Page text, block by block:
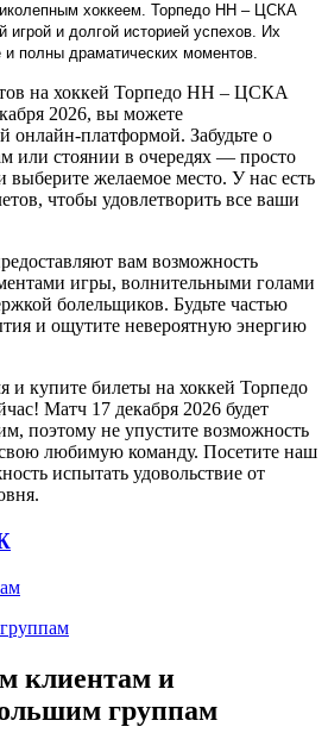
хоккеем. Торпедо НН – ЦСКА
игрой и долгой историей успехов. Их
полны драматических моментов.
на хоккей Торпедо НН – ЦСКА
2026, вы можете
онлайн-платформой. Забудьте о
или стоянии в очередях — просто
выберите желаемое место. У нас есть
чтобы удовлетворить все ваши
вам возможность
игры, волнительными голами
болельщиков. Будьте частью
и ощутите невероятную энергию
и купите билеты на хоккей Торпедо
Матч 17 декабря 2026 будет
поэтому не упустите возможность
любимую команду. Посетите наш
испытать удовольствие от
клиентам и
группам